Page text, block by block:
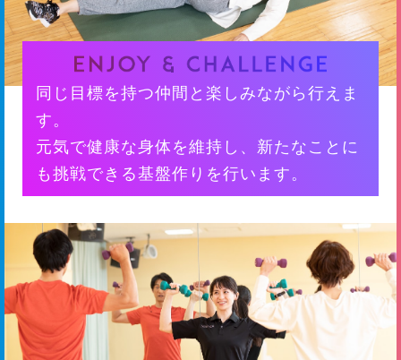
同じ目標を持つ仲間と楽しみながら行えま
す。
元気で健康な身体を維持し、新たなことに
も挑戦できる基盤作りを行います。